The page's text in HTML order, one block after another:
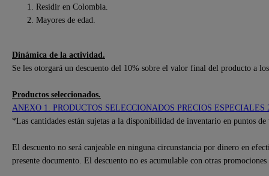
Residir en Colombia.
Mayores de edad.
Dinámica de la actividad.
Se les otorgará un descuento del 10% sobre el valor final del producto a
Productos seleccionados.
ANEXO 1. PRODUCTOS SELECCIONADOS PRECIOS ESPECIALES
*Las cantidades están sujetas a la disponibilidad de inventario en puntos
El descuento no será canjeable en ninguna circunstancia por dinero en
presente documento. El descuento no es acumulable con otras promociones